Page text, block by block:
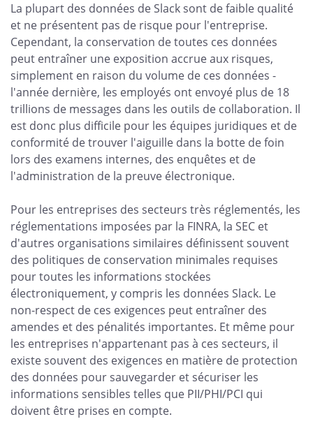
La plupart des données de Slack sont de faible qualité
et ne présentent pas de risque pour l'entreprise.
Cependant, la conservation de toutes ces données
peut entraîner une exposition accrue aux risques,
simplement en raison du volume de ces données -
l'année dernière, les employés ont envoyé plus de 18
trillions de messages dans les outils de collaboration. Il
est donc plus difficile pour les équipes juridiques et de
conformité de trouver l'aiguille dans la botte de foin
lors des examens internes, des enquêtes et de
l'administration de la preuve électronique.
Pour les entreprises des secteurs très réglementés, les
réglementations imposées par la FINRA, la SEC et
d'autres organisations similaires définissent souvent
des politiques de conservation minimales requises
pour toutes les informations stockées
électroniquement, y compris les données Slack. Le
non-respect de ces exigences peut entraîner des
amendes et des pénalités importantes. Et même pour
les entreprises n'appartenant pas à ces secteurs, il
existe souvent des exigences en matière de protection
des données pour sauvegarder et sécuriser les
informations sensibles telles que PII/PHI/PCI qui
doivent être prises en compte.